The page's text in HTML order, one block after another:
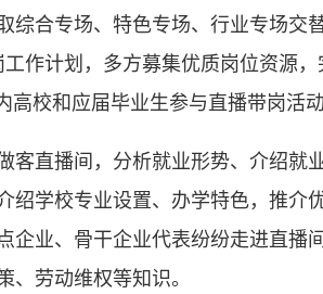
专场、特色专场、行业专场交
作计划，多方募集优质岗位资源
校和应届毕业生参与直播带岗活动
直播间，分析就业形势、介绍就
绍学校专业设置、办学特色，推
企业、骨干企业代表纷纷走进直
、劳动维权等知识。